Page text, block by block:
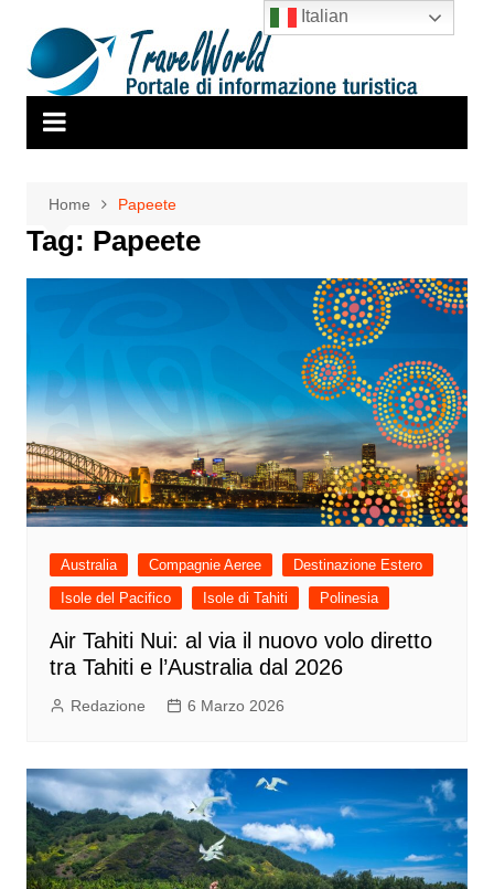
contenuto
Home Papeete
Tag: Papeete
Australia Compagnie Aeree
Destinazione Estero
Isole del Pacifico
Isole di Tahiti Polinesia
Air Tahiti Nui: al via il nuovo volo diretto
tra Tahiti e l’Australia dal 2026
Redazione 6 Marzo 2026
Italian